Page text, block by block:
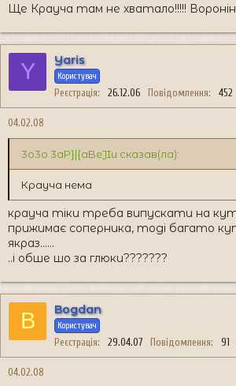
Ще Крауча там не хватало!!!!!
Y Yaris
Користувач
Реєстрація 26.12.06 Повідомлення 452
04.02.08
3o3o 3aP}|{aBeJIu сказав(ла):
Крауча нема
крауча тіки треба випускати на
прижимає соперника, тоді багато
якраз......
..і обше шо за глюки???????
B Bogdan
Користувач
Реєстрація 29.04.07 Повідомлення 91
04.02.08